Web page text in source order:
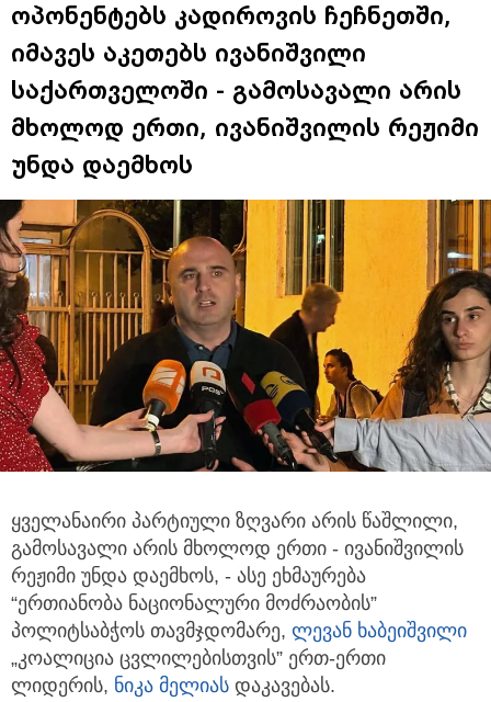
ოპონენტებს კადიროვის ჩეჩნეთში,
იმავეს აკეთებს ივანიშვილი
საქართველოში - გამოსავალი არის
მხოლოდ ერთი, ივანიშვილის რეჟიმი
უნდა დაემხოს
ყველანაირი პარტიული ზღვარი არის წაშლილი,
გამოსავალი არის მხოლოდ ერთი - ივანიშვილის
რეჟიმი უნდა დაემხოს, - ასე ეხმაურება
“ერთიანობა ნაციონალური მოძრაობის”
პოლიტსაბჭოს თავმჯდომარე, ლევან ხაბეიშვილი
„კოალიცია ცვლილებისთვის” ერთ-ერთი
ლიდერის, ნიკა მელიას დაკავებას.